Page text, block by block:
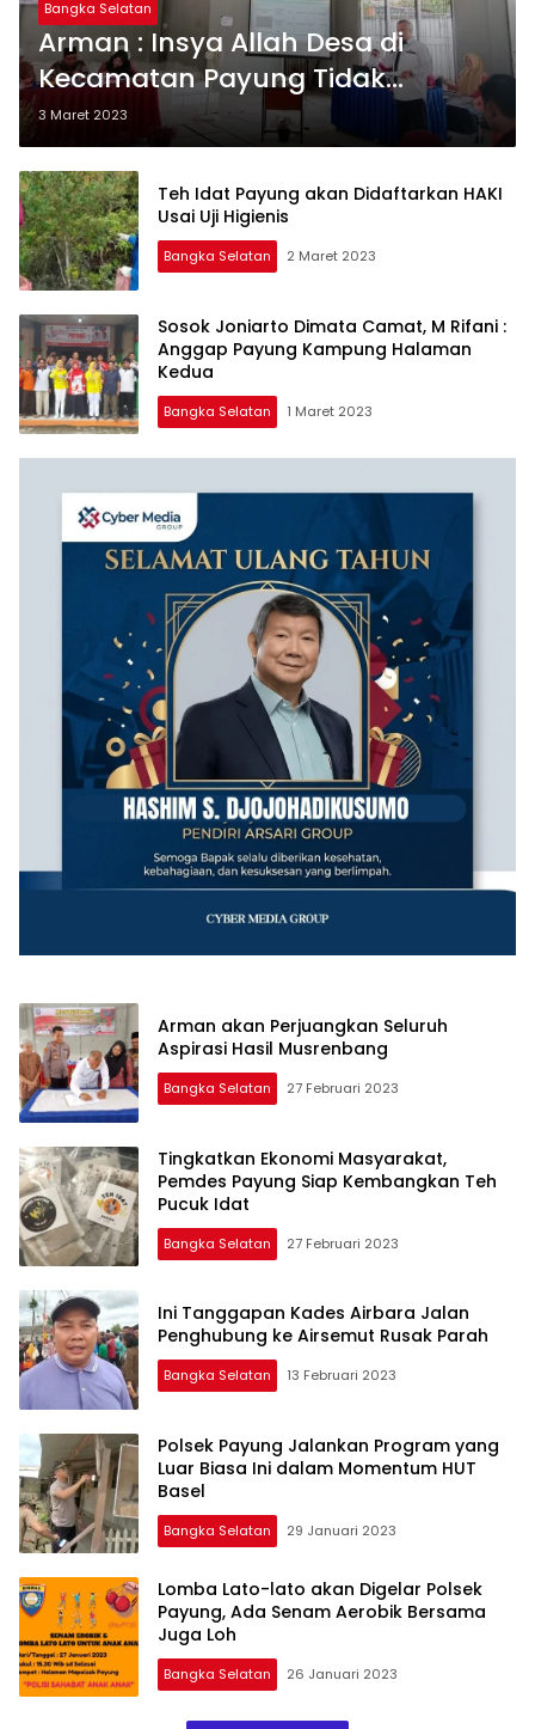
Bangka Selatan
Arman : Insya Allah Desa di
Kecamatan Payung Tidak
Macam-macam
3 Maret 2023
Teh Idat Payung akan Didaftarkan HAKI
Usai Uji Higienis
Bangka Selatan 2 Maret 2023
Sosok Joniarto Dimata Camat, M Rifani :
Anggap Payung Kampung Halaman
Kedua
Bangka Selatan 1 Maret 2023
Arman akan Perjuangkan Seluruh
Aspirasi Hasil Musrenbang
Bangka Selatan 27 Februari 2023
Tingkatkan Ekonomi Masyarakat,
Pemdes Payung Siap Kembangkan Teh
Pucuk Idat
Bangka Selatan 27 Februari 2023
Ini Tanggapan Kades Airbara Jalan
Penghubung ke Airsemut Rusak Parah
Bangka Selatan 13 Februari 2023
Polsek Payung Jalankan Program yang
Luar Biasa Ini dalam Momentum HUT
Basel
Bangka Selatan 29 Januari 2023
Lomba Lato-lato akan Digelar Polsek
Payung, Ada Senam Aerobik Bersama
Juga Loh
Bangka Selatan 26 Januari 2023